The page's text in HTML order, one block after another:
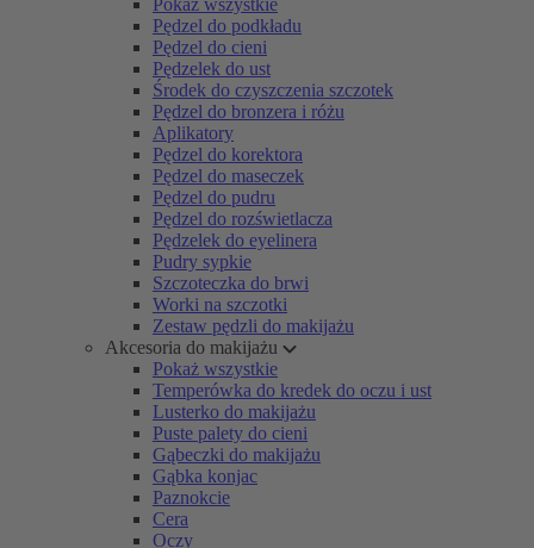
Pokaż wszystkie
Pędzel do podkładu
Pędzel do cieni
Pędzelek do ust
Środek do czyszczenia szczotek
Pędzel do bronzera i różu
Aplikatory
Pędzel do korektora
Pędzel do maseczek
Pędzel do pudru
Pędzel do rozświetlacza
Pędzelek do eyelinera
Pudry sypkie
Szczoteczka do brwi
Worki na szczotki
Zestaw pędzli do makijażu
Akcesoria do makijażu
Pokaż wszystkie
Temperówka do kredek do oczu i ust
Lusterko do makijażu
Puste palety do cieni
Gąbeczki do makijażu
Gąbka konjac
Paznokcie
Cera
Oczy